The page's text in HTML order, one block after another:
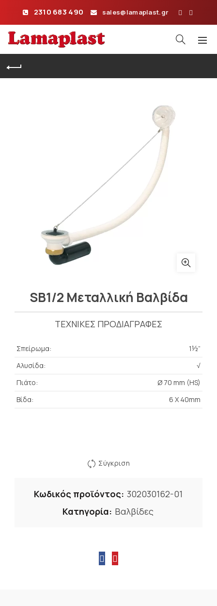
2310 683 490 sales@lamaplast.gr
SB1/2 Μεταλλική Βαλβίδα
ΤΕΧΝΙΚΕΣ ΠΡΟΔΙΑΓΡΑΦΕΣ
Σπείρωμα:
1½”
Αλυσίδα:
√
Πιάτο:
Ø 70 mm (HS)
Βίδα:
6 X 40mm
Σύγκριση
Κωδικός προϊόντος: 302030162-01
Κατηγορία: Βαλβίδες